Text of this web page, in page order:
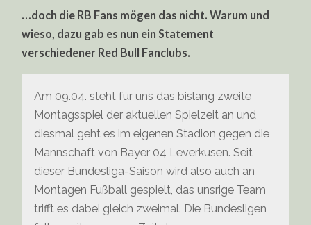
…doch die RB Fans mögen das nicht. Warum und
wieso, dazu gab es nun ein Statement
verschiedener Red Bull Fanclubs.
Am 09.04. steht für uns das bislang zweite
Montagsspiel der aktuellen Spielzeit an und
diesmal geht es im eigenen Stadion gegen die
Mannschaft von Bayer 04 Leverkusen. Seit
dieser Bundesliga-Saison wird also auch an
Montagen Fußball gespielt, das unsrige Team
trifft es dabei gleich zweimal. Die Bundesligen